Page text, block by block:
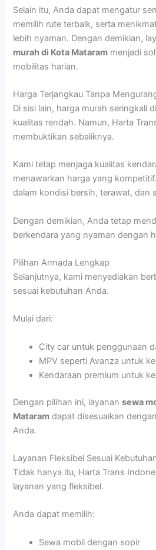
Selain itu, Anda dapat mengatur
memilih rute terbaik, serta
lebih nyaman. Dengan demikian,
murah di Kota Mataram menjadi
mobilitas harian.
Harga Terjangkau Tanpa
Di sisi lain, harga murah seringkali
kualitas rendah. Namun, Harta
membuktikan sebaliknya.
Kami tetap menjaga kualitas
menawarkan harga yang
dalam kondisi bersih, terawat, dan
Dengan demikian, Anda tetap
berkendara yang nyaman dengan
Pilihan Armada Lengkap
Selanjutnya, kami menyediakan
sesuai kebutuhan Anda.
Mulai dari:
City car untuk penggunaan
MPV seperti Avanza untuk
Kendaraan premium untuk
Dengan pilihan ini, layanansewa
Mataram dapat disesuaikan
Anda.
Layanan Fleksibel Sesuai
Tidak hanya itu, Harta Trans
layanan yang fleksibel.
Anda dapat memilih:
Sewa mobil dengan sopir